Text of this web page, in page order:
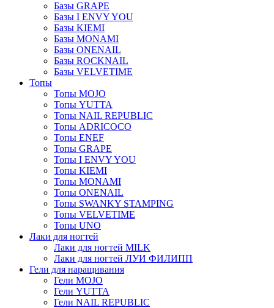
Базы GRAPE
Базы I ENVY YOU
Базы KIEMI
Базы MONAMI
Базы ONENAIL
Базы ROCKNAIL
Базы VELVETIME
Топы
Топы MOJO
Топы YUTTA
Топы NAIL REPUBLIC
Топы ADRICOCO
Топы ENEF
Топы GRAPE
Топы I ENVY YOU
Топы KIEMI
Топы MONAMI
Топы ONENAIL
Топы SWANKY STAMPING
Топы VELVETIME
Топы UNO
Лаки для ногтей
Лаки для ногтей MILK
Лаки для ногтей ЛУИ ФИЛИПП
Гели для наращивания
Гели MOJO
Гели YUTTA
Гели NAIL REPUBLIC